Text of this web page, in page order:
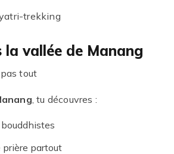
trekking
la vallée de Manang
tout
, tu découvres :
prière partout